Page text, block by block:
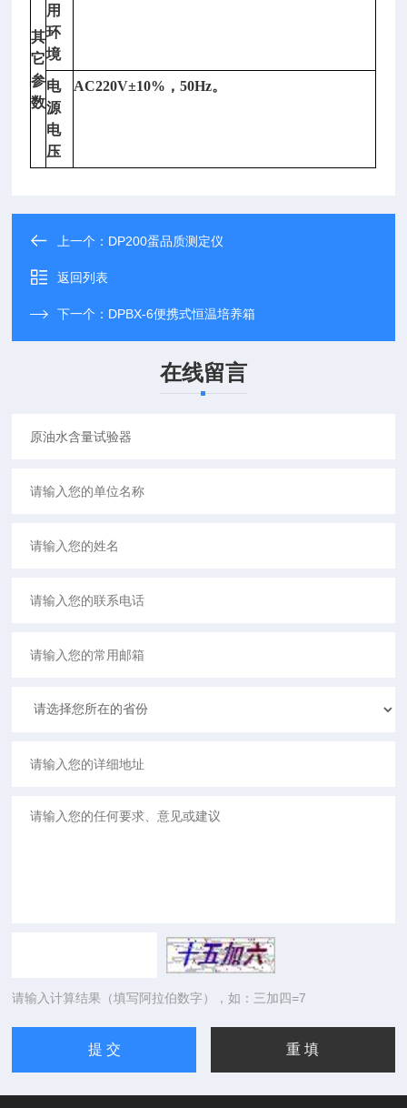
其
它
参
数
用
环
境
电
源
电
压
AC220V±10% ，50Hz。
上一个： DP200蛋品质测定仪
返回列表
下一个： DPBX-6便携式恒温培养箱
在线留言
请输入计算结果（填写阿拉伯数字），如：三加四=7